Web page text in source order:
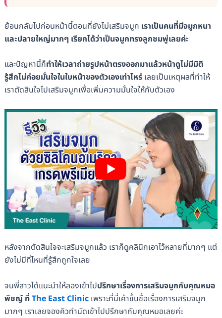
ย้อนกลับไปก่อนหน้านี้ตอนที่ยังไม่เสริมจมูก เราเป็นคนที่มีจมูกหนา
และปลายใหญ่มากๆ เรียกได้ว่าเป็นจมูกทรงลูกชมพู่เลยค่ะ
และปัญหานี้ก็ทำให้เวลาถ่ายรูปหน้าตรงออกมาแล้วหน้าดูไม่มีมิติ
รู้สึกไม่ค่อยมั่นใจในใบหน้าของตัวเองเท่าไหร่เลยเป็นเหตุผลที่ทำให้
เราตัดสินใจไปเสริมจมูกเพื่อเพิ่มความมั่นใจให้กับตัวเอง
หลังจากตัดสินใจจะเสริมจมูกแล้ว เราก็ดูคลินิกเอาไว้หลายที่มากๆ แต่
ยังไม่มีที่ไหนที่รู้สึกถูกใจเลย
จนพี่สาวได้แนะนำให้ลองเข้าไปปรึกษาเรื่องการเสริมจมูกกับคุณหมอ
พิชญ์ ที่The East Clinicเพราะที่นี่เค้าขึ้นชื่อเรื่องการเสริมจมูก
มากๆ เราเลยจองคิวทำนัดเข้าไปปรึกษากับคุณหมอเลยค่ะ